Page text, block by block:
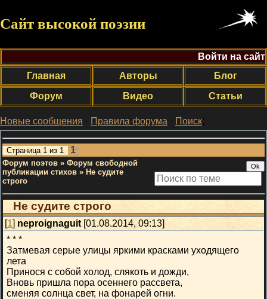
Сайт высокой поэзии
Войти на сайт
Главная
Авторы
Блог
Форум
Видео Статьи
Новые сообщения · Правила форума · Поиск;
Страница 1 из 1 1
Форум поэтов » Форум свободной
публикации стихов » Не судите
строго
Не судите строго
[1] neproignaguit [01.08.2014, 09:13]
* * *
Затмевая серые улицы яркими красками уходящего
лета
Принося с собой холод, слякоть и дожди,
Вновь пришла пора осеннего рассвета,
сменяя солнца свет, на фонарей огни.